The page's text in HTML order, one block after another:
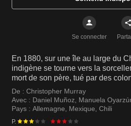
Se connecter
En 1880, sur une île au large du
indigène se tourne vers la
mort de son père, tué par des
De : Christopher Murray
Avec : Daniel Muñoz, Manuela
Pays : Allemagne, Mexique, Chili
P.